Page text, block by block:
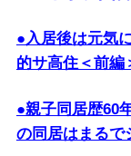
●入居後は元気
的サ高住＜前編
●親子同居歴60
の同居はまるで